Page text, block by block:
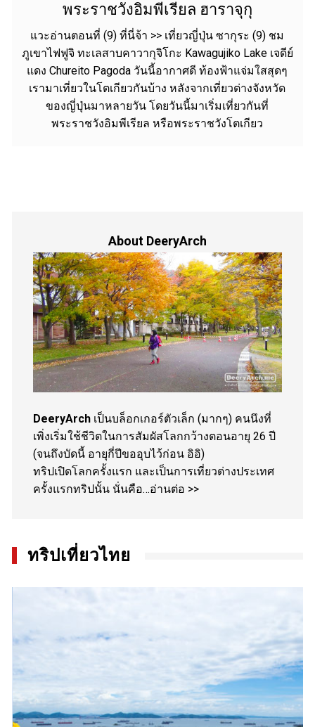
พระราชวังอิมพีเรียล ฮาราจุกุ
แวะอ่านตอนที่ (9) ที่นี่จ้า >> เที่ยวญี่ปุ่น ซากุระ (9) ชม
ภูเขาไฟฟูจิ ทะเลสาบคาวากุจิโกะ Kawagujiko Lake เจดีย์
แดง Chureito Pagoda วันนี้อากาศดี ท้องฟ้าแจ่มใสสุดๆ
เรามาเที่ยวในโตเกียวกันบ้าง หลังจากเที่ยวต่างจังหวัด
ของญี่ปุ่นมาหลายวัน โดยวันนี้มาเริ่มเที่ยวกันที่
พระราชวังอิมพีเรียล หรือพระราชวังโตเกียว
About DeeryArch
DeeryArch เป็นบล็อกเกอร์ตัวเล็ก (มากๆ) คนนึงที่
เพิ่งเริ่มใช้ชีวิตในการสัมผัสโลกกว้างตอนอายุ 26 ปี
(จนถึงบัดนี้ อายุกี่ปีขออุบไว้ก่อน อิอิ)
ทริปเปิดโลกครั้งแรก และเป็นการเที่ยวต่างประเทศ
ครั้งแรกทริปนั้น นั่นคือ…อ่านต่อ >>
ทริปเที่ยวไทย